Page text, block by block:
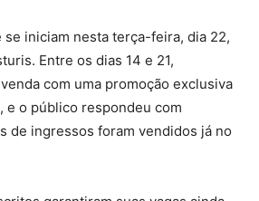
se iniciam nesta terça-feira, dia 22,
Entre os dias 14 e 21,
com uma promoção exclusiva
e o público respondeu com
de ingressos foram vendidos já no